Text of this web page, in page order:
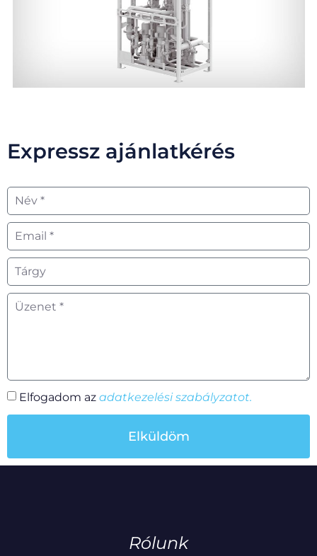
Expressz ajánlatkérés
Elfogadom az adatkezelési szabályzatot.
Elküldöm
Rólunk